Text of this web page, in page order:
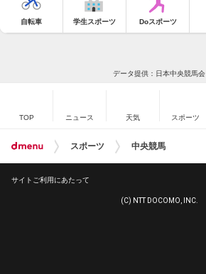
自転車 学生スポーツ Doスポーツ
データ提供：日本中央競馬会
TOP ニュース 天気 スポーツ
スポーツ 中央競馬
サイトご利用にあたって
(C) NTT DOCOMO, INC.